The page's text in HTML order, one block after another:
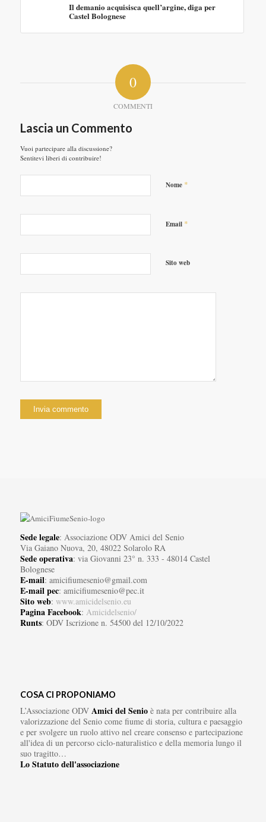
Il demanio acquisisca quell’argine, diga per
Castel Bolognese
0
COMMENTI
Lascia un Commento
Vuoi partecipare alla discussione?
Sentitevi liberi di contribuire!
Nome *
Email *
Sito web
Sede legale: Associazione ODV Amici del Senio
Via Gaiano Nuova, 20, 48022 Solarolo RA
Sede operativa: via Giovanni 23° n. 333 - 48014 Castel
Bolognese
E-mail: amicifiumesenio@gmail.com
E-mail pec: amicifiumesenio@pec.it
Sito web: www.amicidelsenio.eu
Pagina Facebook: Amicidelsenio/
Runts: ODV Iscrizione n. 54500 del 12/10/2022
COSA CI PROPONIAMO
L’Associazione ODV Amici del Senioè nata per contribuire alla
valorizzazione del Senio come fiume di storia, cultura e paesaggio
e per svolgere un ruolo attivo nel creare consenso e partecipazione
all'idea di un percorso ciclo-naturalistico e della memoria lungo il
suo tragitto…
Lo Statuto dell'associazione